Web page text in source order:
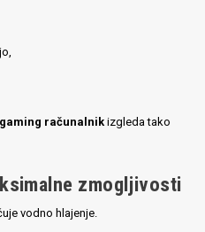
gaming računalnik izgleda tako
zmogljivosti
vodno hlajenje.